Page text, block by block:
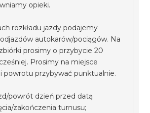
opieki.
rozkładu jazdy podajemy
autokarów/pociągów. Na
prosimy o przybycie 20
Prosimy na miejsce
powrotu przybywać punktualnie.
powrót dzień przed datą
zakończenia turnusu;